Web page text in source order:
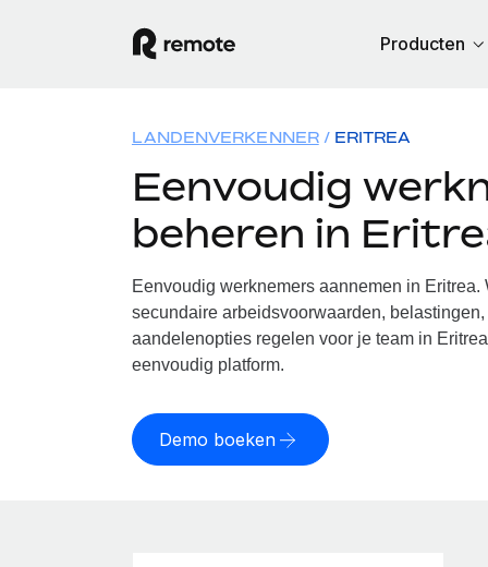
Producten
LANDENVERKENNER ERITREA
Eenvoudig
beheren in
Eenvoudig werknemers aannemen in Eritrea.
secundaire arbeidsvoorwaarden,
aandelenopties regelen voor je team in
eenvoudig platform.
Demo boeken